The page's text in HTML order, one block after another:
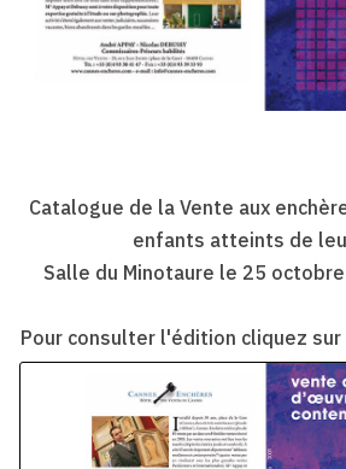
Catalogue de la Vente aux
enfants atteints de
Salle du Minotaure le 25
Pour consulter l'édition cliquez